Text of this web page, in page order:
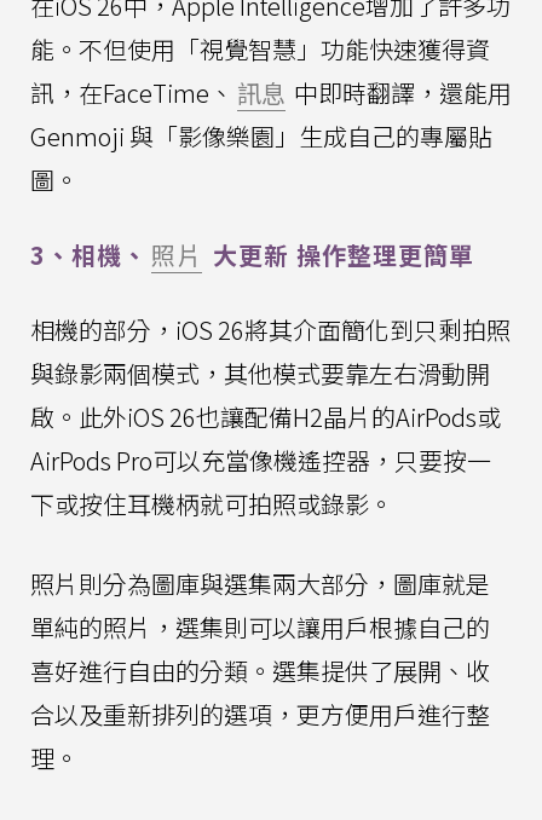
能。不但使用「視覺智慧」功能快速獲得資
訊，在FaceTime、 訊息 中即時翻譯，還能用
Genmoji 與「影像樂園」生成自己的專屬貼
圖。
3、相機、 照片 大更新 操作整理更簡單
相機的部分，iOS 26將其介面簡化到只剩拍照
與錄影兩個模式，其他模式要靠左右滑動開
啟。此外iOS 26也讓配備H2晶片的AirPods或
AirPods Pro可以充當像機遙控器，只要按一
下或按住耳機柄就可拍照或錄影。
照片則分為圖庫與選集兩大部分，圖庫就是
單純的照片，選集則可以讓用戶根據自己的
喜好進行自由的分類。選集提供了展開、收
合以及重新排列的選項，更方便用戶進行整
理。